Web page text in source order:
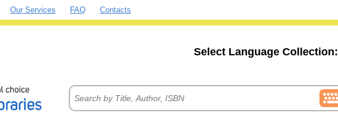
Our Services FAQ Contacts
Select Language Collection: